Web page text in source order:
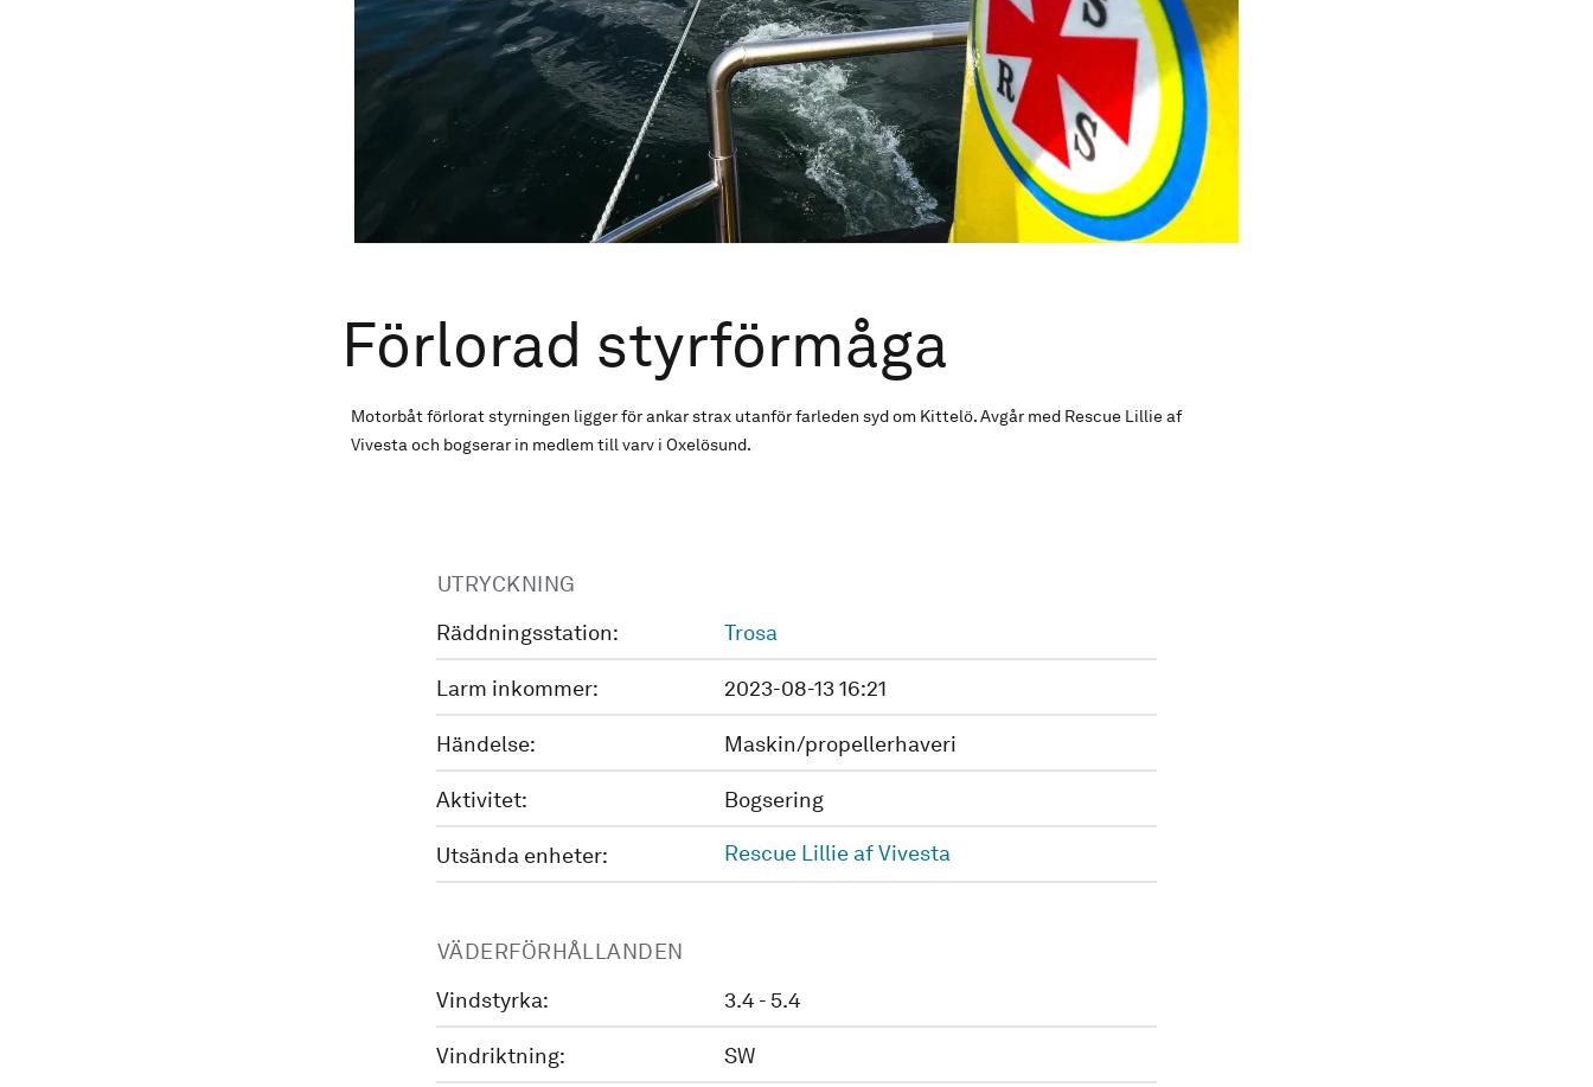
Förlorad styrförmåga
Motorbåt förlorat styrningen ligger för ankar strax utanför farleden syd om Kittelö. Avgår med Rescue Lillie af
Vivesta och bogserar in medlem till varv i Oxelösund.
UTRYCKNING
Räddningsstation:
Trosa
Larm inkommer: 2023-08-13 16:21
Händelse: Maskin/propellerhaveri
Aktivitet: Bogsering
Utsända enheter: Rescue Lillie af Vivesta
VÄDERFÖRHÅLLANDEN
Vindstyrka:
3.4 - 5.4
Vindriktning: SW